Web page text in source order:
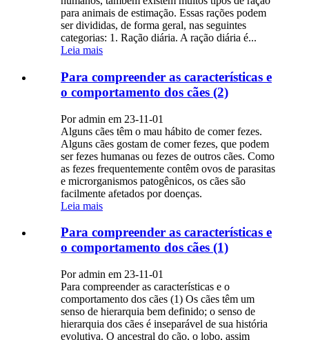
para animais de estimação. Essas rações podem
ser divididas, de forma geral, nas seguintes
categorias: 1. Ração diária. A ração diária é...
Leia mais
Para compreender as características e
o comportamento dos cães (2)
Por admin em 23-11-01
Alguns cães têm o mau hábito de comer fezes.
Alguns cães gostam de comer fezes, que podem
ser fezes humanas ou fezes de outros cães. Como
as fezes frequentemente contêm ovos de parasitas
e microrganismos patogênicos, os cães são
facilmente afetados por doenças.
Leia mais
Para compreender as características e
o comportamento dos cães (1)
Por admin em 23-11-01
Para compreender as características e o
comportamento dos cães (1) Os cães têm um
senso de hierarquia bem definido; o senso de
hierarquia dos cães é inseparável de sua história
evolutiva. O ancestral do cão, o lobo, assim